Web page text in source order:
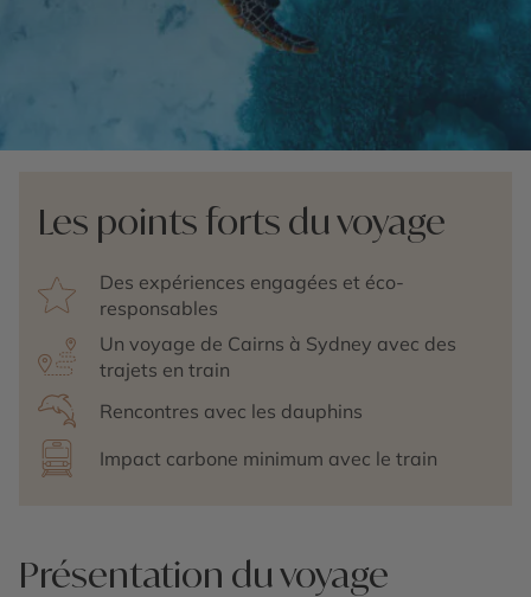
Les points forts du voyage
Des expériences engagées et éco-
responsables
Un voyage de Cairns à Sydney avec des
trajets en train
Rencontres avec les dauphins
Impact carbone minimum avec le train
Présentation du voyage